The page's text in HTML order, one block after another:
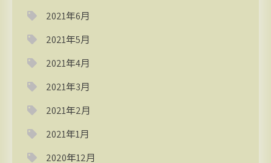
2021年6月
2021年5月
2021年4月
2021年3月
2021年2月
2021年1月
2020年12月